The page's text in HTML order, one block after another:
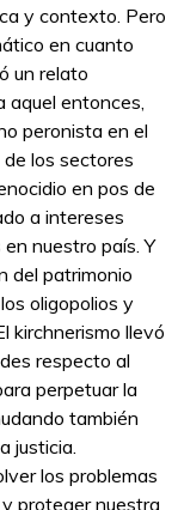
y contexto. Pero
en cuanto
un relato
aquel entonces,
peronista en el
los sectores
en pos de
a intereses
nuestro país. Y
del patrimonio
oligopolios y
kirchnerismo llevó
respecto al
perpetuar la
también
justicia.
los problemas
proteger nuestra